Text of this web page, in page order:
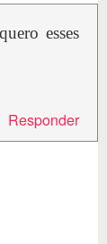
esses
Responder